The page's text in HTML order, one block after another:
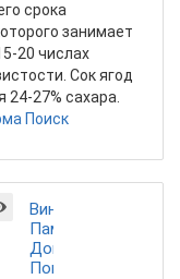
срока
занимает
20 числах
Сок ягод
27% сахара.
Поиск
Виноград
Памяти
Домбкоской
Поиск